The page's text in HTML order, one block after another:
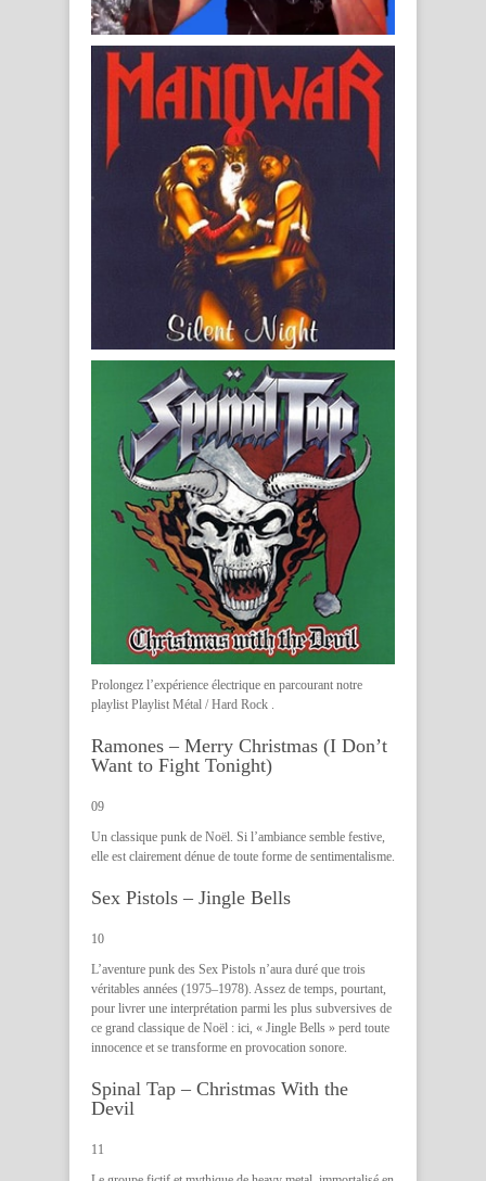
Prolongez l’expérience électrique en parcourant notre
playlist Playlist Métal / Hard Rock .
Ramones – Merry Christmas (I Don’t
Want to Fight Tonight)
09
Un classique punk de Noël. Si l’ambiance semble festive,
elle est clairement dénue de toute forme de sentimentalisme.
Sex Pistols – Jingle Bells
10
L’aventure punk des Sex Pistols n’aura duré que trois
véritables années (1975–1978). Assez de temps, pourtant,
pour livrer une interprétation parmi les plus subversives de
ce grand classique de Noël : ici, « Jingle Bells » perd toute
innocence et se transforme en provocation sonore.
Spinal Tap – Christmas With the
Devil
11